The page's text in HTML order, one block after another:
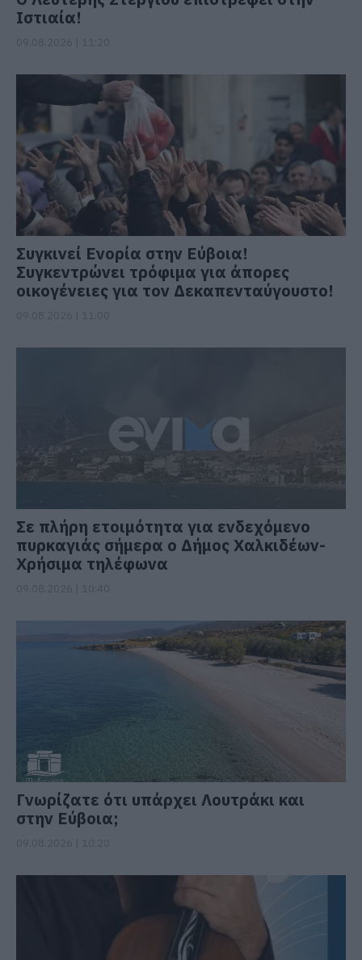
Ιστιαία!
Συγκινεί Ενορία στην Εύβοια!
Συγκεντρώνει τρόφιμα για άπορες
οικογένειες για τον Δεκαπενταύγουστο!
Σε πλήρη ετοιμότητα για ενδεχόμενο
πυρκαγιάς σήμερα ο Δήμος Χαλκιδέων-
Χρήσιμα τηλέφωνα
Γνωρίζατε ότι υπάρχει Λουτράκι και
στην Εύβοια;